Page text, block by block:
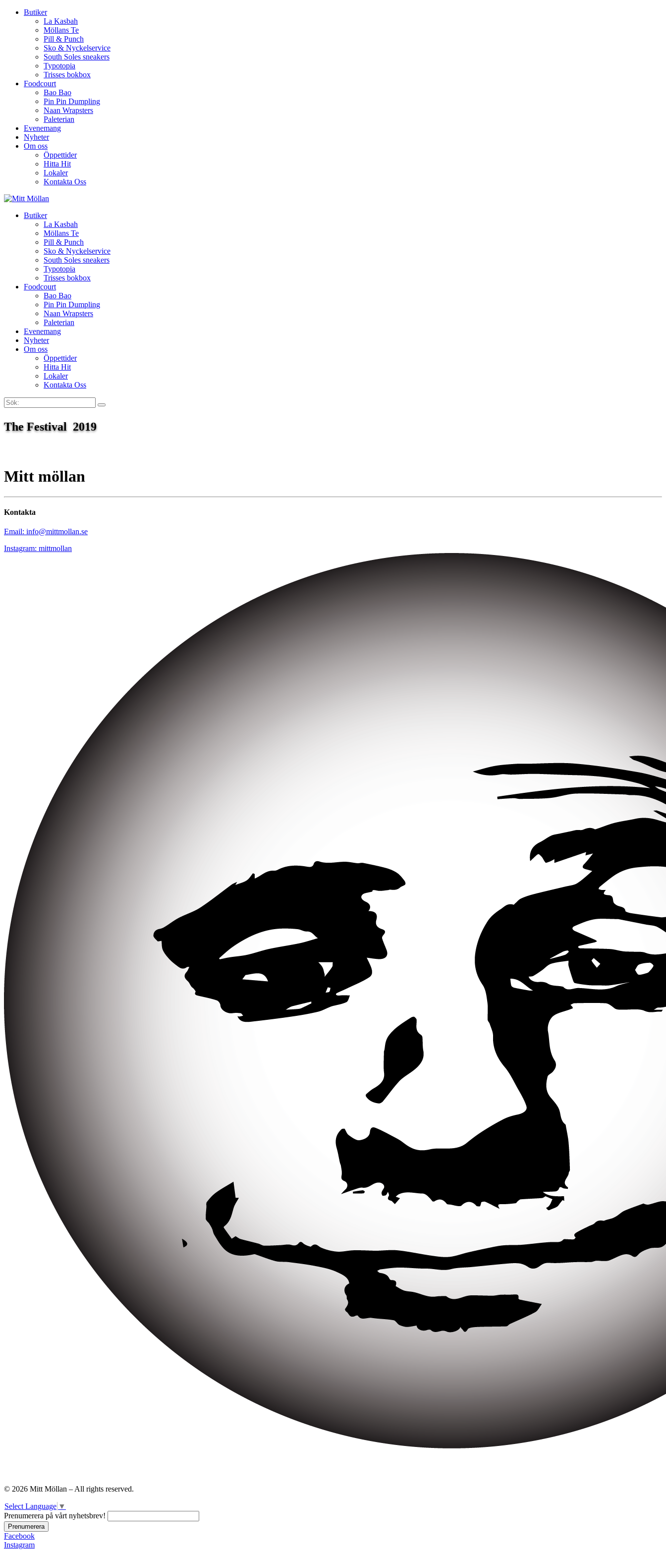
Butiker
La Kasbah
Möllans Te
Pill & Punch
Sko & Nyckelservice
South Soles sneakers
Typotopia
Trisses bokbox
Foodcourt
Bao Bao
Pin Pin Dumpling
Naan Wrapsters
Paleterian
Evenemang
Nyheter
Om oss
Öppettider
Hitta Hit
Lokaler
Kontakta Oss
Butiker
La Kasbah
Möllans Te
Pill & Punch
Sko & Nyckelservice
South Soles sneakers
Typotopia
Trisses bokbox
Foodcourt
Bao Bao
Pin Pin Dumpling
Naan Wrapsters
Paleterian
Evenemang
Nyheter
Om oss
Öppettider
Hitta Hit
Lokaler
Kontakta Oss
Sök:
Search
The Festival  2019
Mitt möllan
Kontakta
Email: info@mittmollan.se
Instagram: mittmollan
© 2026 Mitt Möllan – All rights reserved.
Select Language ▼
Prenumerera på vårt nyhetsbrev!
Facebook
Instagram